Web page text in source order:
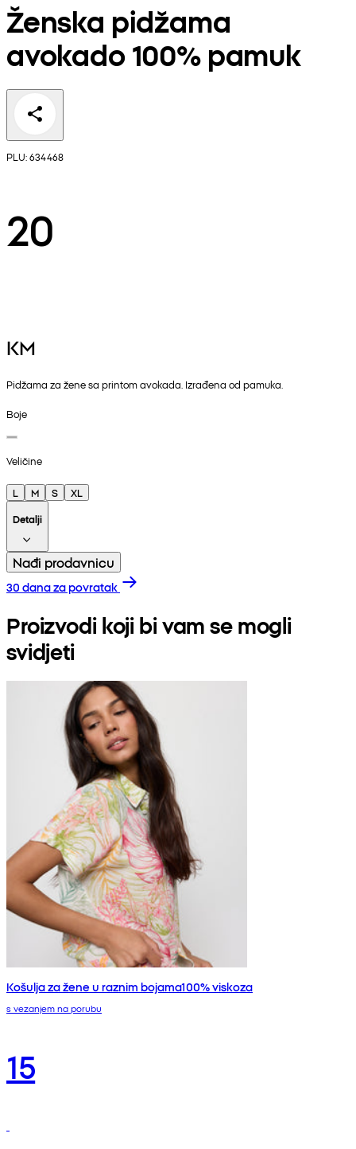
Ženska pidžama
avokado 100% pamuk
PLU: 634468
20
KM
Pidžama za žene sa printom avokada. Izrađena od pamuka.
Boje
Veličine
L M S
XL
Detalji
Nađi prodavnicu
30 dana za povratak
Proizvodi koji bi vam se mogli
svidjeti
Košulja za žene u raznim bojama100% viskoza
s vezanjem na porubu
15